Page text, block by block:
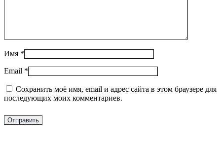
Имя *
Email *
Сохранить моё имя, email и адрес сайта в этом браузере для
последующих моих комментариев.